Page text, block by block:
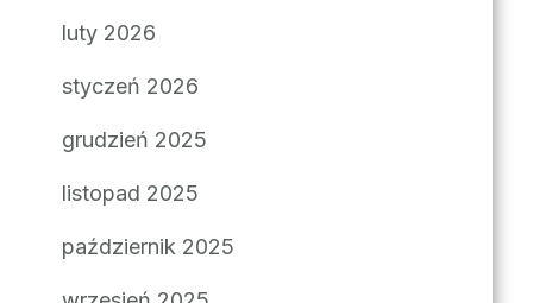
luty 2026
styczeń 2026
grudzień 2025
listopad 2025
październik 2025